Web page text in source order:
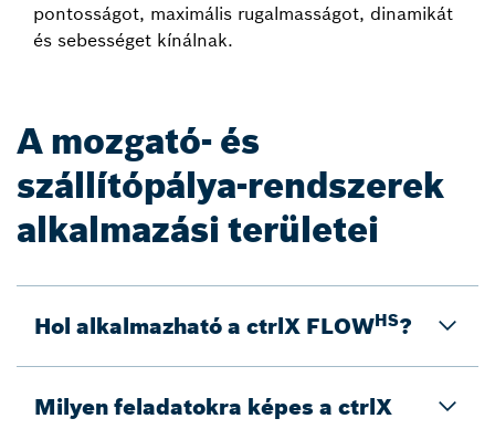
pontosságot, maximális rugalmasságot, dinamikát
és sebességet kínálnak.
A mozgató- és
szállítópálya-rendszerek
alkalmazási területei
Hol alkalmazható a ctrlX FLOWHS?
Milyen feladatokra képes a ctrlX